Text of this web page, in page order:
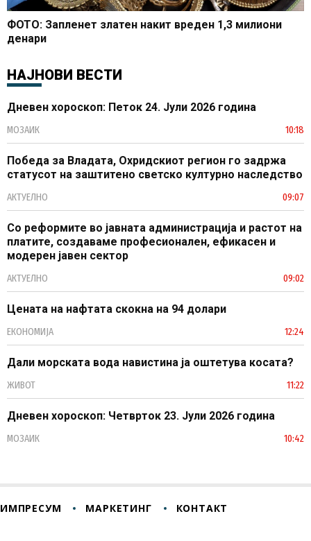
ФОТО: Запленет златен накит вреден 1,3 милиони
денари
НАЈНОВИ ВЕСТИ
Дневен хороскоп: Петок 24. Јули 2026 година
МОЗАИК 10:18
Победа за Владата, Охридскиот регион го задржа
статусот на заштитено светско културно наследство
АКТУЕЛНО 09:07
Со реформите во јавната администрација и растот на
платите, создаваме професионален, ефикасен и
модерен јавен сектор
АКТУЕЛНО 09:02
Цената на нафтата скокна на 94 долари
ЕКОНОМИЈА 12:24
Дали морската вода навистина ја оштетува косата?
ЖИВОТ 11:22
Дневен хороскоп: Четврток 23. Јули 2026 година
МОЗАИК 10:42
ИМПРЕСУМ МАРКЕТИНГ КОНТАКТ